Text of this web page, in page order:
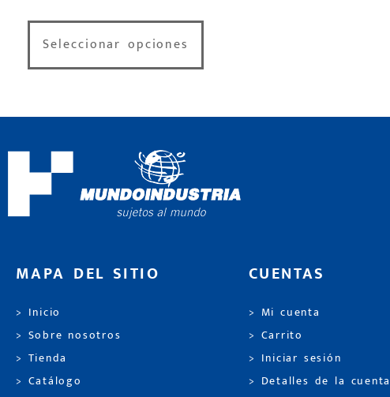
Seleccionar opciones
MAPA DEL SITIO
> Inicio
> Sobre nosotros
> Tienda
> Catálogo
CUENTAS
> Mi cuenta
> Carrito
> Iniciar sesión
> Detalles de la cuenta